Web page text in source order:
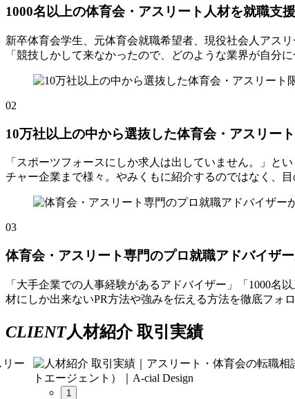
1000名以上の体育会・アスリート人材を就職支
新卒体育会学生、元体育会就職希望者、現役社会人アス
「競技しかして来なかったので、どのような業界が自分
02
10万社以上の中から選抜した体育会・アスリー
「スポーツフォースにしか求人は出していません。」と
チャー企業まで様々。やみくもに紹介するのではなく、
03
体育会・アスリート専門のプロ就職アドバイザ
「大手企業での人事経験があるアドバイザー」「1000
材にしか出来ないPR方法や強みを伝える方法を徹底フォロ
CLIENT人材紹介 取引実績
1